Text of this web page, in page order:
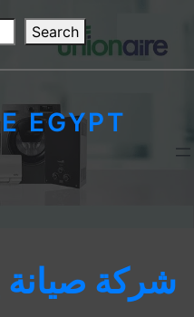
Search
EGYPT
شركة صيانة